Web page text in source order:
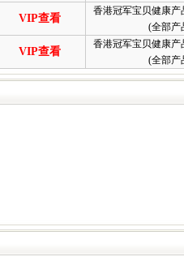
VIP查看
香港冠军宝贝健康产
(全部产
VIP查看
香港冠军宝贝健康产
(全部产